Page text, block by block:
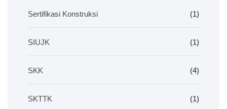
Sertifikasi Konstruksi (1)
SIUJK (1)
SKK (4)
SKTTK (1)